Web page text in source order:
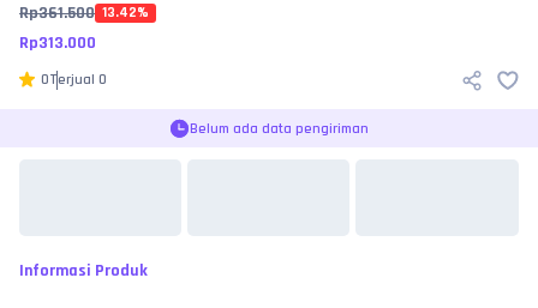
Rp361.500 13.42%
Rp313.000
0Terjual 0
Belum ada data pengiriman
Informasi Produk